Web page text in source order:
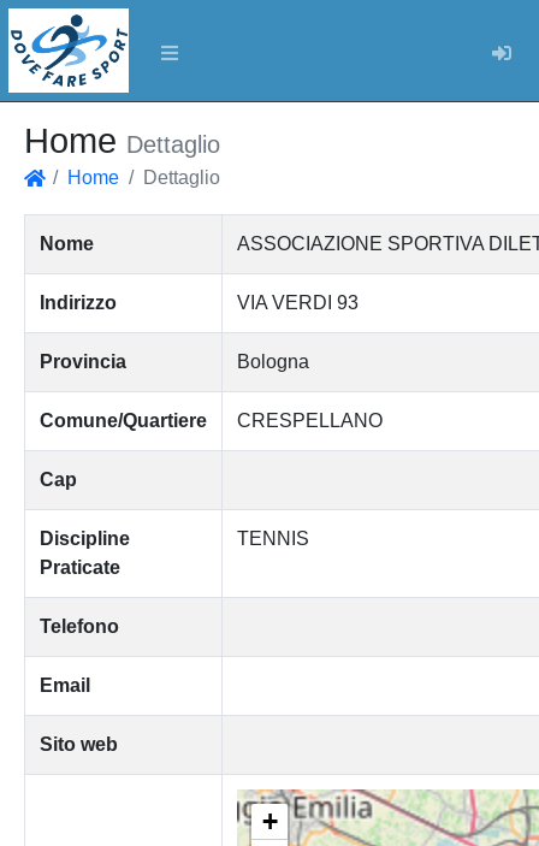
Home Dettaglio
Home Dettaglio
Nome ASSOCIAZIONE SPORTIVA
Indirizzo VIA VERDI 93
Provincia Bologna
Comune/Quartiere CRESPELLANO
Cap
Discipline
Praticate
TENNIS
Telefono
Email
Sito web
+